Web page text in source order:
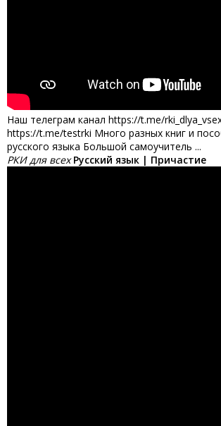
Наш телеграм канал https://t.me/
https://t.me/testrki Много разных книг и
русского языка Большой самоучитель ...
РКИ для всех Русский язык | Причастие